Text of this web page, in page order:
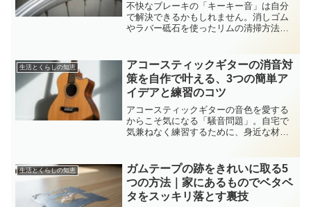
不快なブレーキの「キーキー音」は自分
で解決できるかもしれません。消しゴム
やラバー砥石を使ったリムの清掃方法か
視点で解説します。
生活とくらしの知恵
アコースティックギターの消音対
策を自作で叶える、3つの簡単ア
イデアと練習のコツ
アコースティックギターの音色を愛する
からこそ気になる「騒音問題」。自宅で
気兼ねなく練習するために、身近な材料
る暮らしをもっと自由に。
生活とくらしの知恵
ガムテープの跡をきれいに取る5
つの方法｜家にあるものでベタベ
タをスッキリ落とす裏技